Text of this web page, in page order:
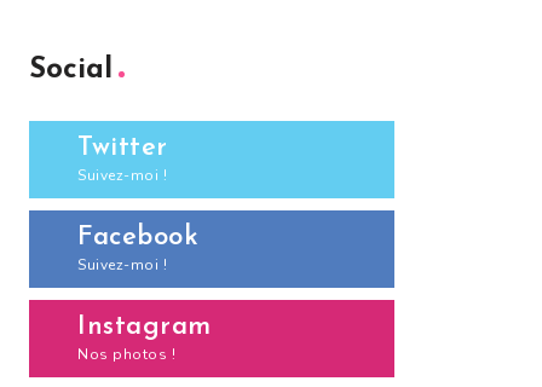
Social
Twitter
Suivez-moi !
Facebook
Suivez-moi !
Instagram
Nos photos !